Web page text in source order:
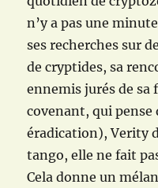
n’y a pas une
ses recherches sur
de cryptides, sa
ennemis jurés de
covenant, qui pense
éradication), Verity
tango, elle ne fait
Cela donne un